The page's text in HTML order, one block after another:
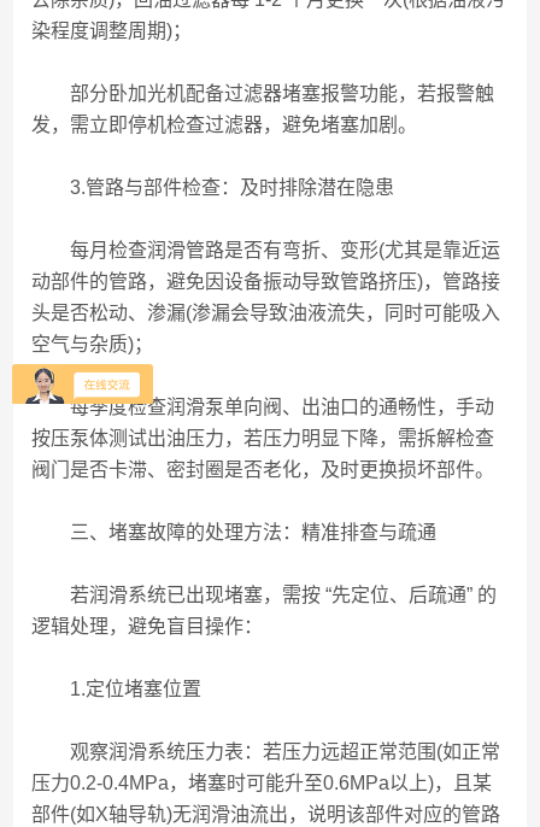
染程度调整周期)；
部分卧加光机配备过滤器堵塞报警功能，若报警触
发，需立即停机检查过滤器，避免堵塞加剧。
3.管路与部件检查：及时排除潜在隐患
每月检查润滑管路是否有弯折、变形(尤其是靠近运
动部件的管路，避免因设备振动导致管路挤压)，管路接
头是否松动、渗漏(渗漏会导致油液流失，同时可能吸入
空气与杂质)；
每季度检查润滑泵单向阀、出油口的通畅性，手动
按压泵体测试出油压力，若压力明显下降，需拆解检查
阀门是否卡滞、密封圈是否老化，及时更换损坏部件。
三、堵塞故障的处理方法：精准排查与疏通
若润滑系统已出现堵塞，需按 “先定位、后疏通” 的
逻辑处理，避免盲目操作：
1.定位堵塞位置
观察润滑系统压力表：若压力远超正常范围(如正常
压力0.2-0.4MPa，堵塞时可能升至0.6MPa以上)，且某
部件(如X轴导轨)无润滑油流出，说明该部件对应的管路